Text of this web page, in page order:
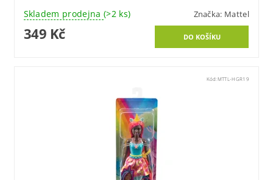
Skladem prodejna (>2 ks) Značka: Mattel
349 Kč
Kód: MTTL-HGR19